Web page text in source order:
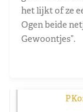
het lijkt of ze
Ogen beide
Gewoontjes”.